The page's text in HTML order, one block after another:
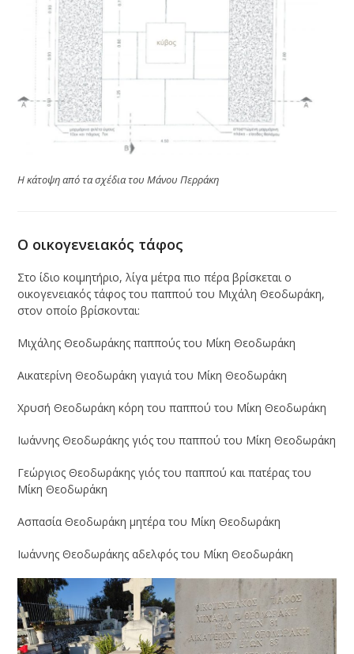
Η κάτοψη από τα σχέδια του Μάνου Περράκη
Ο οικογενειακός τάφος
Στο ίδιο κοιμητήριο, λίγα μέτρα πιο πέρα βρίσκεται ο
οικογενειακός τάφος του παππού του Μιχάλη Θεοδωράκη,
στον οποίο βρίσκονται:
Μιχάλης Θεοδωράκης παππούς του Μίκη Θεοδωράκη
Αικατερίνη Θεοδωράκη γιαγιά του Μίκη Θεοδωράκη
Χρυσή Θεοδωράκη κόρη του παππού του Μίκη Θεοδωράκη
Ιωάννης Θεοδωράκης γιός του παππού του Μίκη Θεοδωράκη
Γεώργιος Θεοδωράκης γιός του παππού και πατέρας του
Μίκη Θεοδωράκη
Ασπασία Θεοδωράκη μητέρα του Μίκη Θεοδωράκη
Ιωάννης Θεοδωράκης αδελφός του Μίκη Θεοδωράκη